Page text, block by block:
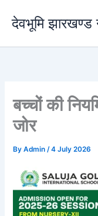
content
देवभूमि झारखण्ड
बच्चों की
जोर
ByAdmin/4 July 2026